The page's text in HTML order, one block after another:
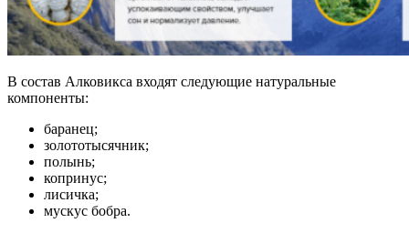
В состав Алковикса входят следующие натуральные
компоненты:
баранец;
золототысячник;
полынь;
копринус;
лисичка;
мускус бобра.